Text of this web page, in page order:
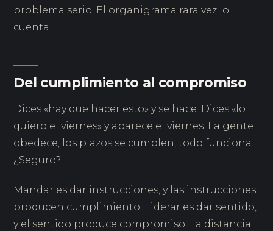
problema serio. El organigrama rara vez lo
cuenta.
Del cumplimiento al compromiso
Dices «hay que hacer esto» y se hace. Dices «lo
quiero el viernes» y aparece el viernes. La gente
obedece, los plazos se cumplen, todo funciona.
¿Seguro?
Mandar es dar instrucciones, y las instrucciones
producen cumplimiento. Liderar es dar sentido,
y el sentido produce compromiso. La distancia